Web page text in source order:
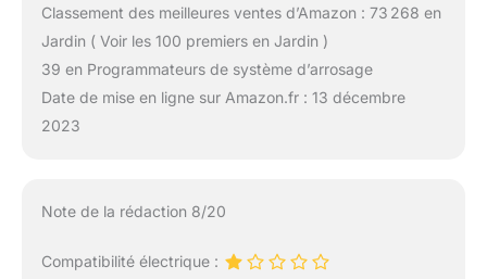
Classement des meilleures ventes d’Amazon : 73 268 en
Jardin ( Voir les 100 premiers en Jardin )
39 en Programmateurs de système d’arrosage
Date de mise en ligne sur Amazon.fr : 13 décembre
2023
Note de la rédaction 8/20
Compatibilité électrique :